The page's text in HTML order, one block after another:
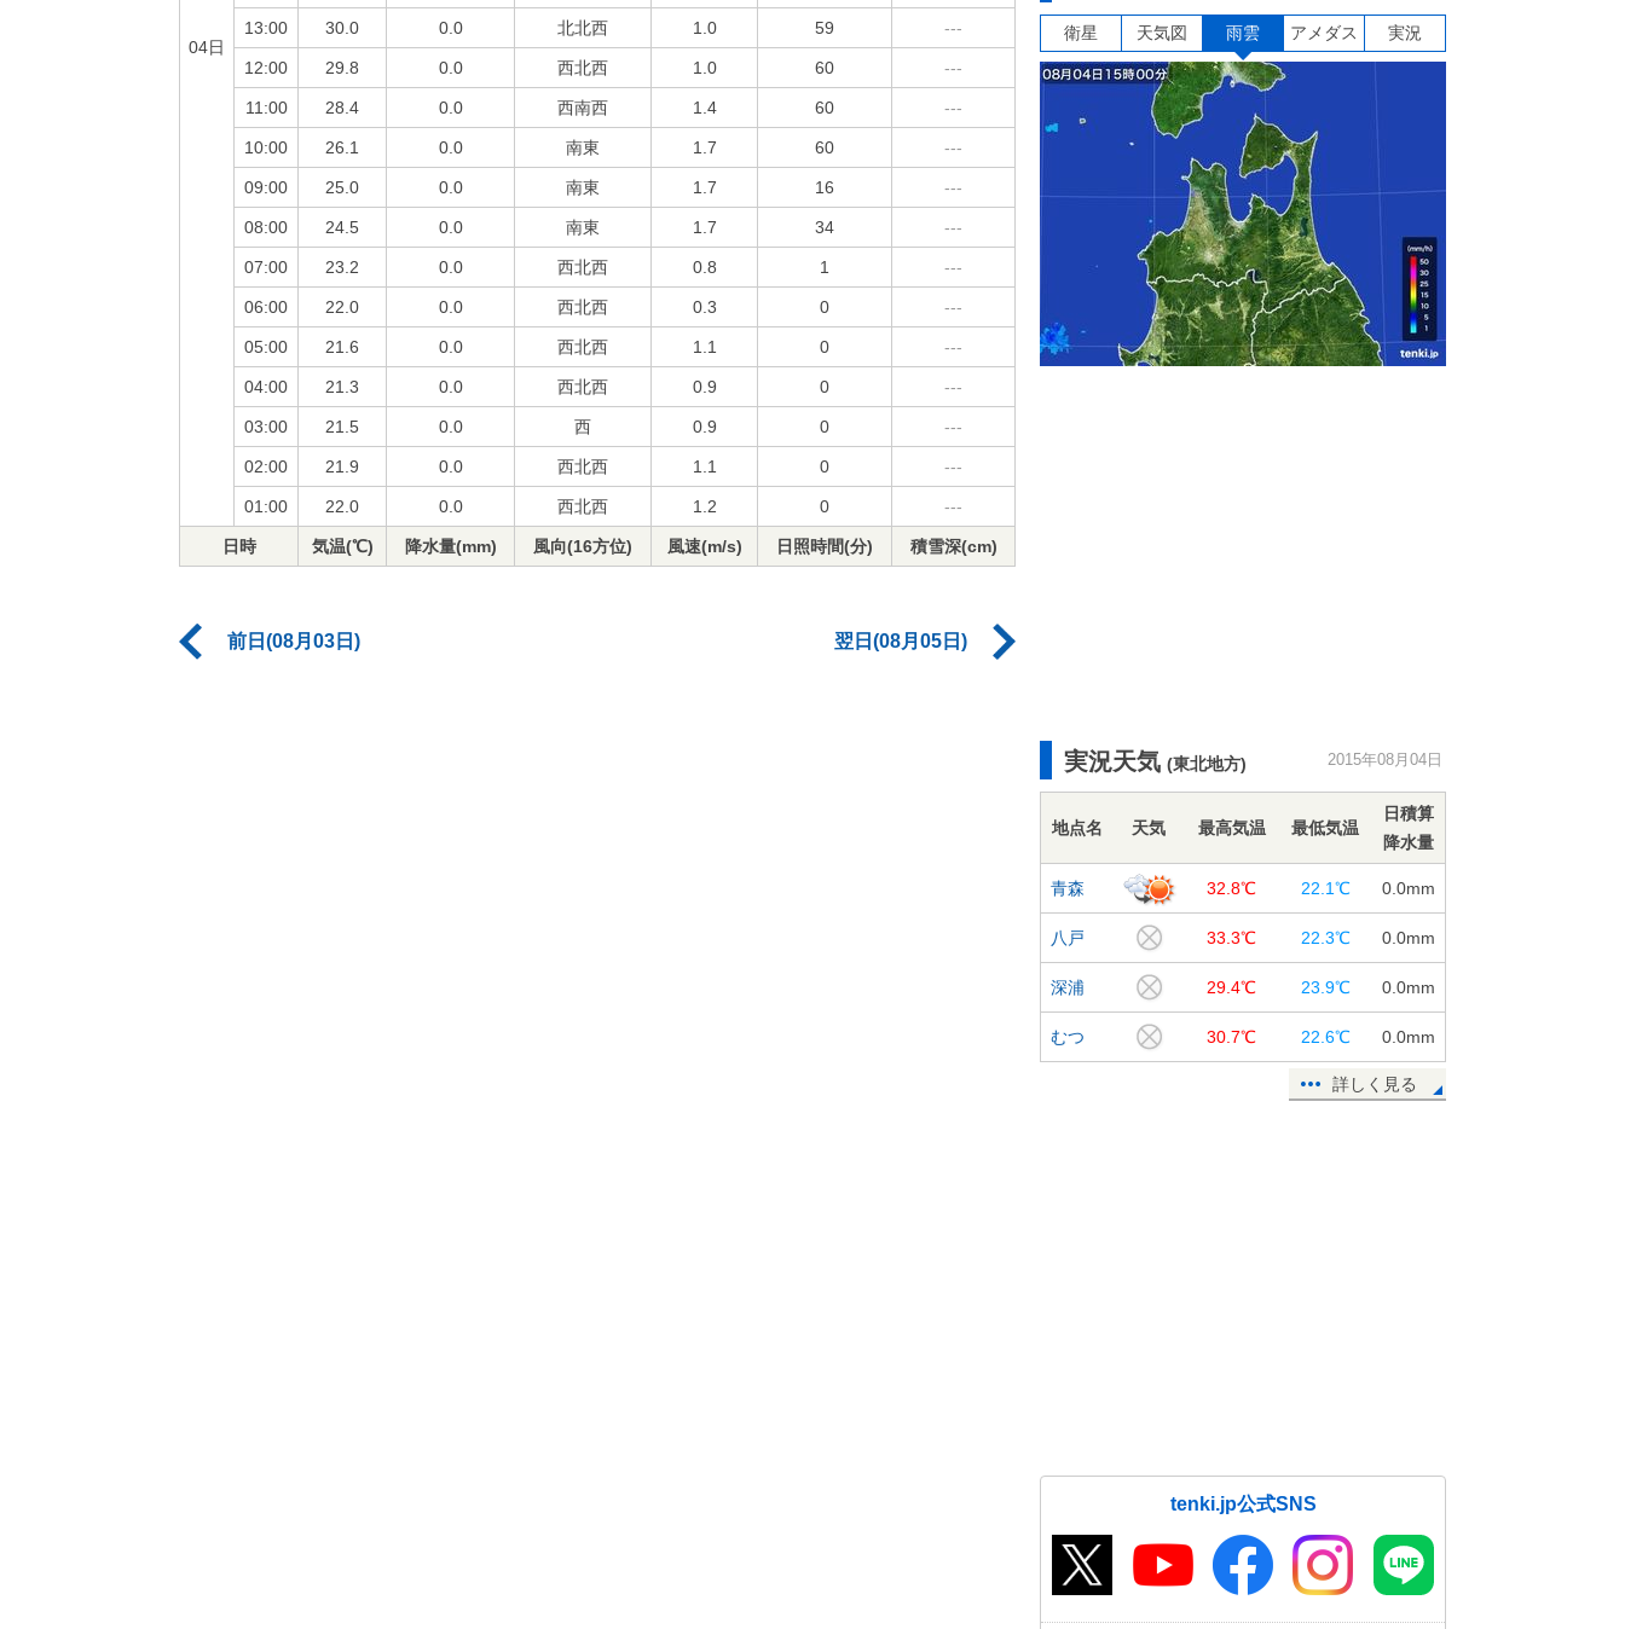
04日
13:00 30.0 0.0 北北西 1.0 59 ---
12:00 29.8 0.0 西北西 1.0 60 ---
11:00 28.4 0.0 西南西 1.4 60 ---
10:00 26.1 0.0 南東 1.7 60 ---
09:00 25.0 0.0 南東 1.7 16 ---
08:00 24.5 0.0 南東 1.7 34 ---
07:00 23.2 0.0 西北西 0.8 1 ---
06:00 22.0 0.0 西北西 0.3 0 ---
05:00 21.6 0.0 西北西 1.1 0 ---
04:00 21.3 0.0 西北西 0.9 0 ---
03:00 21.5 0.0 西 0.9 0 ---
02:00 21.9 0.0 西北西 1.1 0 ---
01:00 22.0 0.0 西北西 1.2 0 ---
日時 気温(℃) 降水量(mm) 風向(16方位) 風速(m/s) 日照時間(分) 積雪深(cm)
前日(08月03日) 翌日(08月05日)
衛星 天気図 雨雲 アメダス 実況
実況天気 (東北地方) 2015年08月04日
地点名 天気 最高気温 最低気温
日積算
降水量
青森 32.8℃ 22.1℃ 0.0mm
八戸 33.3℃ 22.3℃ 0.0mm
深浦 29.4℃ 23.9℃ 0.0mm
むつ 30.7℃ 22.6℃ 0.0mm
詳しく見る
tenki.jp公式SNS